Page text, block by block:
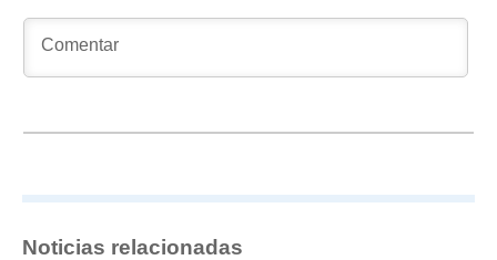
Noticias relacionadas